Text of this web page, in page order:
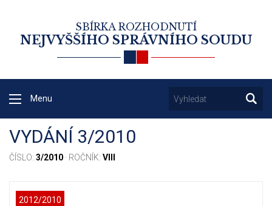
SBÍRKA ROZHODNUTÍ
NEJVYŠŠÍHO SPRÁVNÍHO SOUDU
Menu
VYDÁNÍ 3/2010
ČÍSLO: 3/2010 · ROČNÍK: VIII
2012/2010